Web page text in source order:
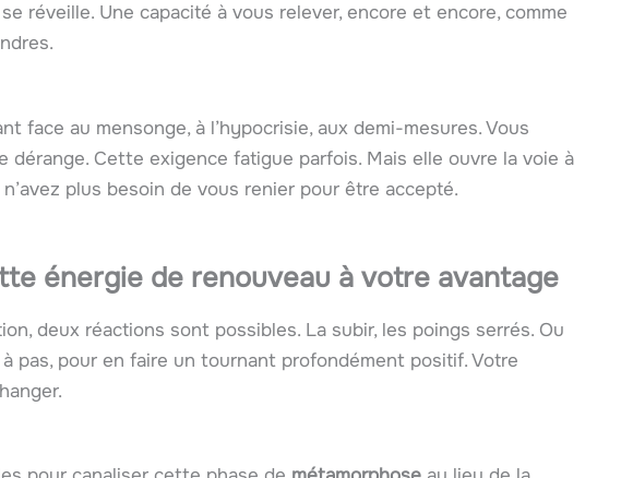
réveille. Une capacité à vous relever, encore et encore, comme
face au mensonge, à l’hypocrisie, aux demi-mesures. Vous
dérange. Cette exigence fatigue parfois. Mais elle ouvre la voie à
plus besoin de vous renier pour être accepté.
énergie de renouveau à votre avantage
deux réactions sont possibles. La subir, les poings serrés. Ou
à pas, pour en faire un tournant profondément positif. Votre